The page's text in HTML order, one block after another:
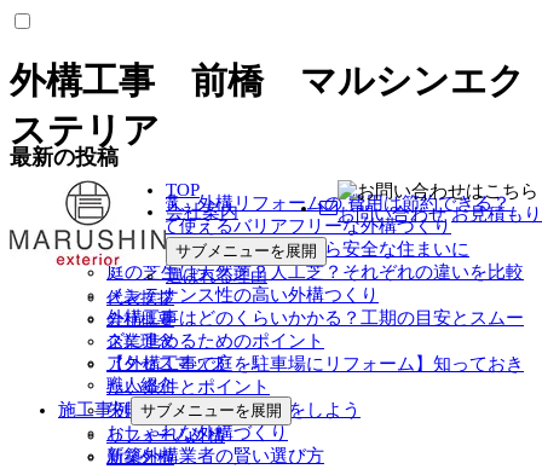
外構工事 前橋 マルシンエク
ステリア
お問い合わせ お見積もり
TOP
会社案内
サブメニューを展開
選ばれる理由
代表挨拶
会社概要
企業理念
アクセスマップ
職人紹介
施工事例 サブメニューを展開
リフォーム外構
新築外構
最新の投稿
新築外構、外構リフォームの 費用は節約できる？
安心して使えるバリアフリーな外構づくり
【防犯リフォーム】外構から安全な住まいに
庭の芝生は天然芝？人工芝？それぞれの違いを比較
メンテナンス性の高い外構つくり
外構工事はどのくらいかかる？工期の目安とスムー
ズに進めるためのポイント
【外構工事で庭を駐車場にリフォーム】知っておき
たい条件とポイント
失敗しない外構づくりをしよう
おしゃれな外構づくり
新築外構業者の賢い選び方